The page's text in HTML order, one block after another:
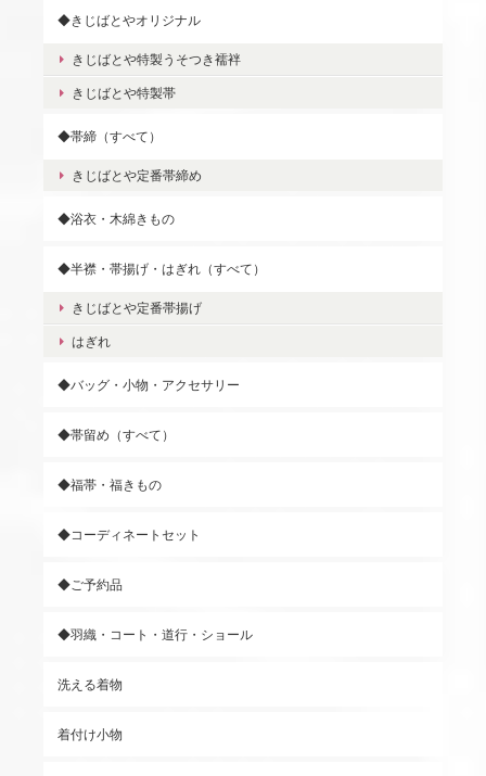
◆きじばとやオリジナル
きじばとや特製うそつき襦袢
きじばとや特製帯
◆帯締（すべて）
きじばとや定番帯締め
◆浴衣・木綿きもの
◆半襟・帯揚げ・はぎれ（すべて）
きじばとや定番帯揚げ
はぎれ
◆バッグ・小物・アクセサリー
◆帯留め（すべて）
◆福帯・福きもの
◆コーディネートセット
◆ご予約品
◆羽織・コート・道行・ショール
洗える着物
着付け小物